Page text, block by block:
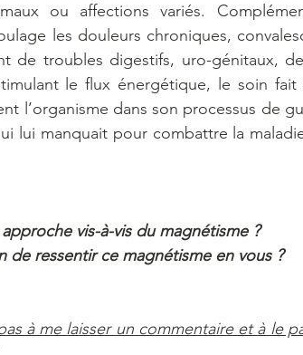
ou affections variés.
les douleurs chroniques,
de troubles digestifs, uro-génitaux,
le flux énergétique, le soin fait
l’organisme dans son processus de
lui manquait pour combattre la
vis-à-vis du magnétisme ?
de ressentir ce magnétisme en vous ?
à me laisser un commentaire et à le